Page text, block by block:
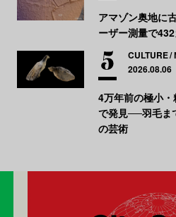
アマゾン奥地に
ーザー測量で
CULTURE
2026.08.06
4万年前の極小
で発見──羽毛ま
の芸術